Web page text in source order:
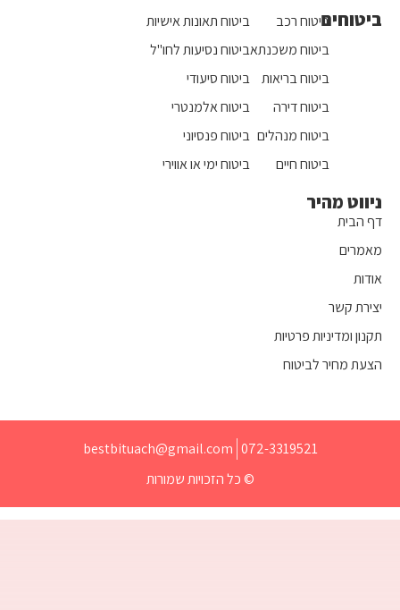
ניווט מהיר
דף הבית
מאמרים
אודות
יצירת קשר
תקנון ומדיניות פרטיות
הצעת מחיר לביטוח
ביטוחיםביטוח רכב
ביטוח משכנתא
ביטוח בריאות
ביטוח דירה
ביטוח מנהלים
ביטוח חיים
ביטוח תאונות אישיות
ביטוח נסיעות לחו"ל
ביטוח סיעודי
ביטוח אלמנטרי
ביטוח פנסיוני
ביטוח ימי או אווירי
072-3319521
bestbituach@gmail.com
© כל הזכויות שמורות